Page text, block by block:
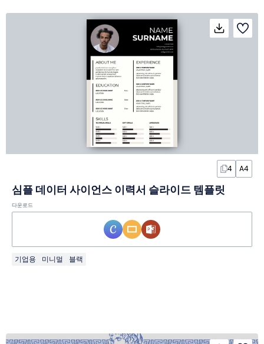
4 A4
심플 데이터 사이언스 이력서 슬라이드 템플릿
다운로드
기업용 미니멀 블랙